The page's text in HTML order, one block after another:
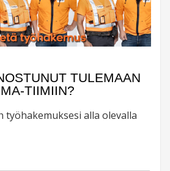
TULEMAAN
TIIMIIN?
työhakemuksesi alla olevalla